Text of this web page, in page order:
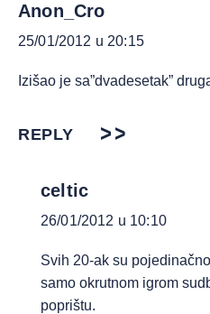
Anon_Cro
25/01/2012 u 20:15
Izišao je sa”dvadesetak”
REPLY
celtic
26/01/2012 u 10:10
Svih 20-ak su
samo okrutnom igrom
poprištu.